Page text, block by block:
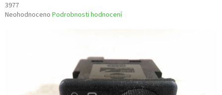
3977
Průměrné
Neohodnoceno Podrobnosti hodnocení